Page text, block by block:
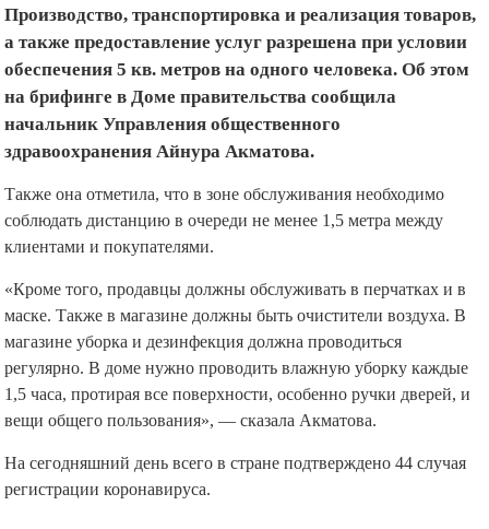
Производство, транспортировка и реализация товаров,
а также предоставление услуг разрешена при условии
обеспечения 5 кв. метров на одного человека. Об этом
на брифинге в Доме правительства сообщила
начальник Управления общественного
здравоохранения Айнура Акматова.
Также она отметила, что в зоне обслуживания необходимо
соблюдать дистанцию в очереди не менее 1,5 метра между
клиентами и покупателями.
«Кроме того, продавцы должны обслуживать в перчатках и в
маске. Также в магазине должны быть очистители воздуха. В
магазине уборка и дезинфекция должна проводиться
регулярно. В доме нужно проводить влажную уборку каждые
1,5 часа, протирая все поверхности, особенно ручки дверей, и
вещи общего пользования», — сказала Акматова.
На сегодняшний день всего в стране подтверждено 44 случая
регистрации коронавируса.